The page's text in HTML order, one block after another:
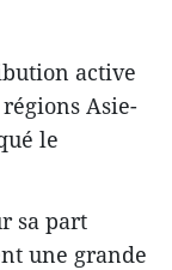
active
Asie-
le
sa part
une grande